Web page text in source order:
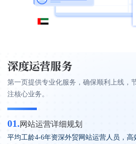
深度运营服务
第一页提供专业化服务，确保顺利上线，
注核心业务。
01.网站运营详细规划
平均工龄4-6年资深外贸网站运营人员，